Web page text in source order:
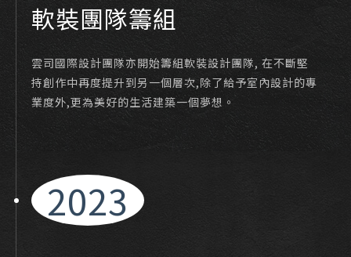
軟裝團隊籌組
雲司國際設計團隊亦開始籌組軟裝設計團隊, 在不斷堅
持創作中再度提升到另一個層次,除了給予室內設計的專
業度外,更為美好的生活建築一個夢想。
2023